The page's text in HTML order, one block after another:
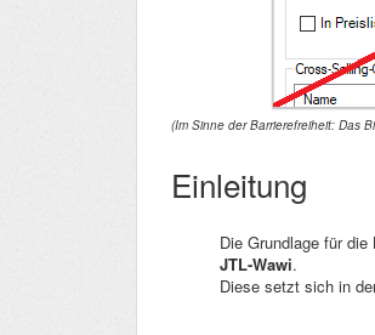
(Im Sinne der Barrierefreiheit: Das
Einleitung
Die Grundlage für
JTL-Wawi.
Diese setzt sich in